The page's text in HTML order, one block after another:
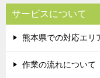
サービスについて
熊本県での対応エリ
作業の流れについて